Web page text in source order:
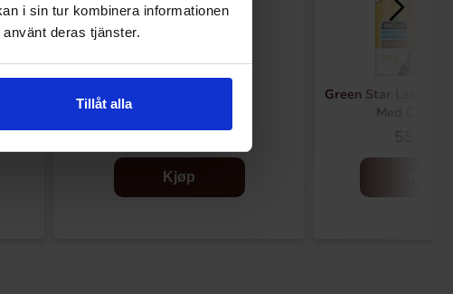
i sin tur kombinera informationen
deras tjänster.
Tillåt alla
Zaini Chokladägg med
hasselnötsfyllning 125g
59.90 kr
Kjøp
Green Star
Med Crisp